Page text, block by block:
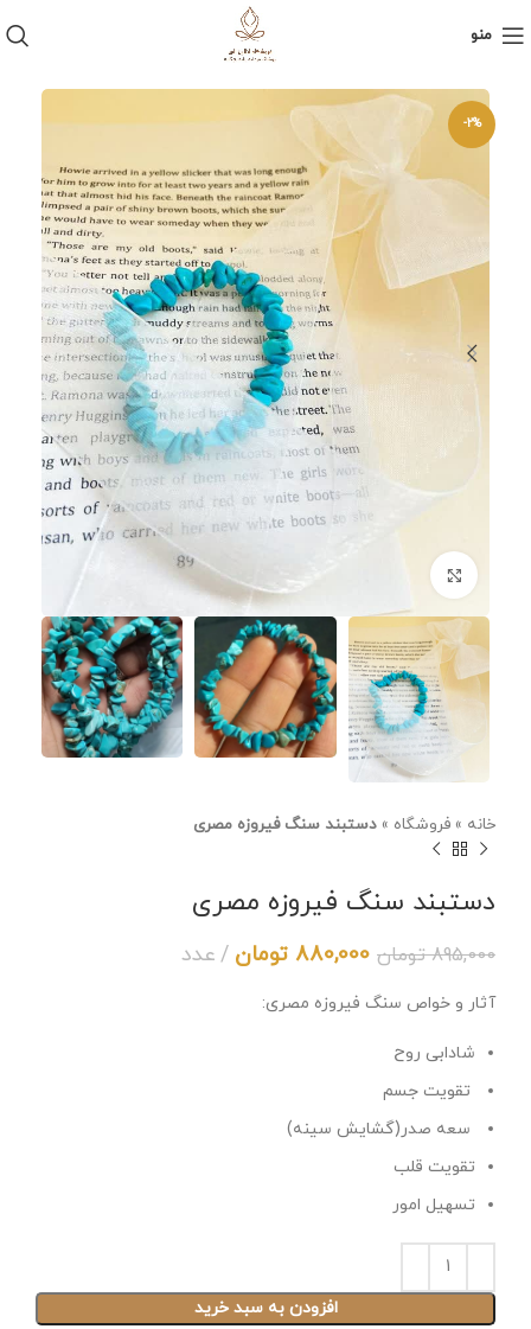
منو
-2%
برای بزرگنمایی کلیک کنید
خانه » فروشگاه » دستبند سنگ فیروزه مصری
دستبند سنگ فیروزه مصری
895,000 تومان 880,000 تومان عدد
آثار و خواص سنگ فیروزه مصری:
شادابی روح
تقویت جسم
سعه صدر(گشایش سینه)
تقویت قلب
تسهیل امور
افزودن به سبد خرید